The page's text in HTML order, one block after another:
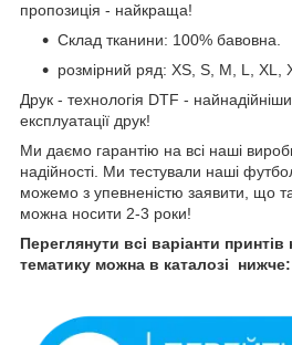
пропозиція - найкраща!
Склад тканини: 100% бавовна.
розмірний ряд: XS, S, M, L, XL,
Друк - технологія DTF -
експлуатації друк!
Ми даємо гарантію на всі наші
надійності. Ми тестували наші
можемо з упевненістю заявити, що
можна носити 2-3 роки!
Переглянути всі варіанти
тематику можна в каталозі нижче: